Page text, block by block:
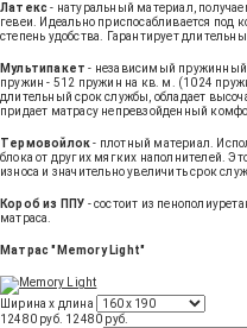
Латекс - натуральный материал,
гевеи. Идеально приспосабливается под
степень удобства. Гарантирует
Мультипакет - независимый
пружин - 512 пружин на кв. м. (1024
длительный срок службы, обладает
придает матрасу непревзойденный
Термовойлок- плотный материал.
блока от других мягких наполнителей.
износа и значительно увеличить срок
Короб из ППУ - состоит из
матраса.
Матрас "Memory Light"
Ширина х длина
12480 руб. 12480 руб.